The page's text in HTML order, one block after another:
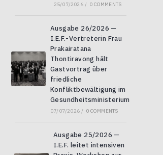
25/07/2026 / 0 COMMENTS
Ausgabe 26/2026 —
I.E.F.-Vertreterin Frau
Prakairatana
Thontiravong hält
Gastvortrag über
friedliche
Konfliktbewältigung im
Gesundheitsministerium
07/07/2026 / 0 COMMENTS
Ausgabe 25/2026 —
I.E.F. leitet intensiven